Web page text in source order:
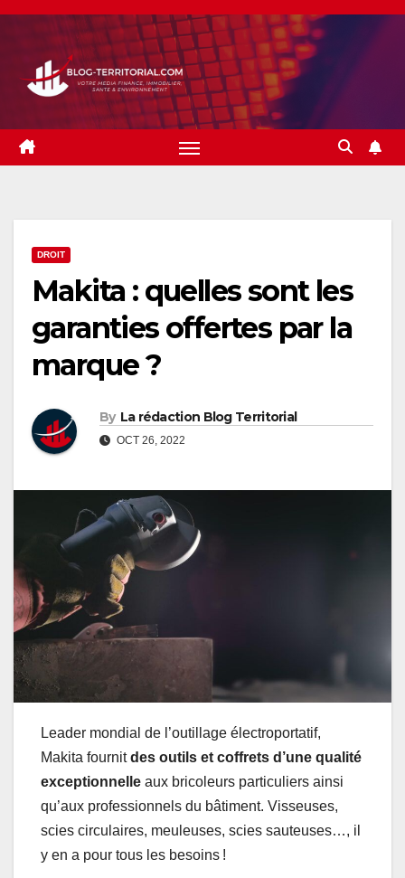
Skip
content
DROIT
Makita : quelles sont les
garanties offertes par la
marque ?
By La rédaction Blog Territorial
OCT 26, 2022
Leader mondial de l’outillage électroportatif,
Makita fournitdes outils et coffrets d’une qualité
exceptionnelle aux bricoleurs particuliers ainsi
qu’aux professionnels du bâtiment. Visseuses,
scies circulaires, meuleuses, scies sauteuses…, il
y en a pour tous les besoins !